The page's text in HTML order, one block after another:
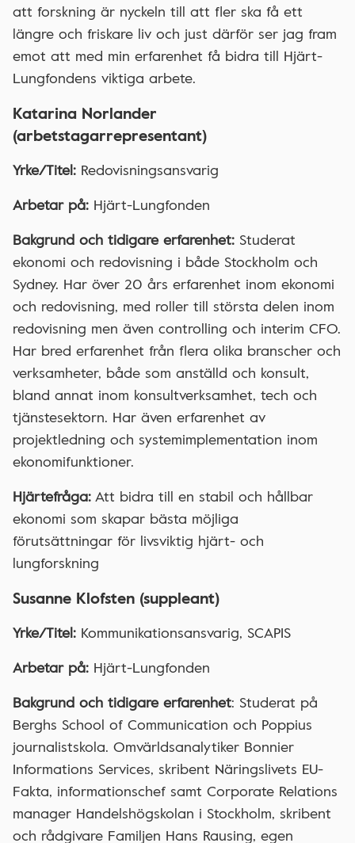
att forskning är nyckeln till att fler ska få ett
längre och friskare liv och just därför ser jag fram
emot att med min erfarenhet få bidra till Hjärt-
Lungfondens viktiga arbete.
Katarina Norlander
(arbetstagarrepresentant)
Yrke/Titel: Redovisningsansvarig
Arbetar på: Hjärt-Lungfonden
Bakgrund och tidigare erfarenhet: Studerat
ekonomi och redovisning i både Stockholm och
Sydney. Har över 20 års erfarenhet inom ekonomi
och redovisning, med roller till största delen inom
redovisning men även controlling och interim CFO.
Har bred erfarenhet från flera olika branscher och
verksamheter, både som anställd och konsult,
bland annat inom konsultverksamhet, tech och
tjänstesektorn. Har även erfarenhet av
projektledning och systemimplementation inom
ekonomifunktioner.
Hjärtefråga:Att bidra till en stabil och hållbar
ekonomi som skapar bästa möjliga
förutsättningar för livsviktig hjärt- och
lungforskning
Susanne Klofsten (suppleant)
Yrke/Titel: Kommunikationsansvarig, SCAPIS
Arbetar på: Hjärt-Lungfonden
Bakgrund och tidigare erfarenhet: Studerat på
Berghs School of Communication och Poppius
journalistskola. Omvärldsanalytiker Bonnier
Informations Services, skribent Näringslivets EU-
Fakta, informationschef samt Corporate Relations
manager Handelshögskolan i Stockholm, skribent
och rådgivare Familjen Hans Rausing, egen